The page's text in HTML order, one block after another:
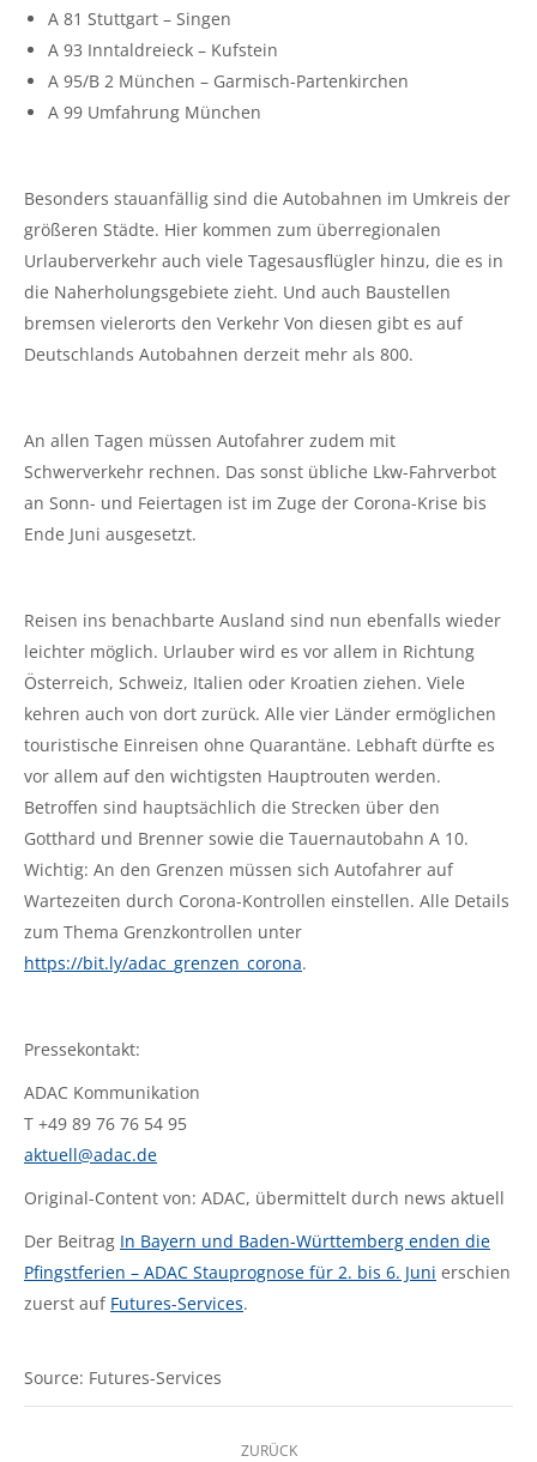
A 81 Stuttgart – Singen
A 93 Inntaldreieck – Kufstein
A 95/B 2 München – Garmisch-Partenkirchen
A 99 Umfahrung München
Besonders stauanfällig sind die Autobahnen im Umkreis der
größeren Städte. Hier kommen zum überregionalen
Urlauberverkehr auch viele Tagesausflügler hinzu, die es in
die Naherholungsgebiete zieht. Und auch Baustellen
bremsen vielerorts den Verkehr Von diesen gibt es auf
Deutschlands Autobahnen derzeit mehr als 800.
An allen Tagen müssen Autofahrer zudem mit
Schwerverkehr rechnen. Das sonst übliche Lkw-Fahrverbot
an Sonn- und Feiertagen ist im Zuge der Corona-Krise bis
Ende Juni ausgesetzt.
Reisen ins benachbarte Ausland sind nun ebenfalls wieder
leichter möglich. Urlauber wird es vor allem in Richtung
Österreich, Schweiz, Italien oder Kroatien ziehen. Viele
kehren auch von dort zurück. Alle vier Länder ermöglichen
touristische Einreisen ohne Quarantäne. Lebhaft dürfte es
vor allem auf den wichtigsten Hauptrouten werden.
Betroffen sind hauptsächlich die Strecken über den
Gotthard und Brenner sowie die Tauernautobahn A 10.
Wichtig: An den Grenzen müssen sich Autofahrer auf
Wartezeiten durch Corona-Kontrollen einstellen. Alle Details
zum Thema Grenzkontrollen unter
https://bit.ly/adac_grenzen_corona.
Pressekontakt:
ADAC Kommunikation
T +49 89 76 76 54 95
aktuell@adac.de
Original-Content von: ADAC, übermittelt durch news aktuell
Der Beitrag In Bayern und Baden-Württemberg enden die
Pfingstferien – ADAC Stauprognose für 2. bis 6. Juni erschien
zuerst auf Futures-Services.
Source: Futures-Services
Kommentarnavigation
ZURÜCK